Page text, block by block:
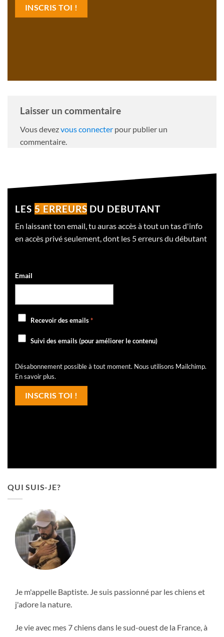
Laisser un commentaire
Vous devezvous connecter pour publier un
commentaire.
LES 5 ERREURS DU DEBUTANT
En laissant ton email, tu auras accès à tout un tas d'info
en accès privé seulement, dont les 5 erreurs du débutant
Email
Recevoir des emails*
Suivi des emails (pour améliorer le contenu)
Désabonnement possible à tout moment. Nous utilisons Mailchimp.
En savoir plus.
QUI SUIS-JE?
Je m'appelle Baptiste. Je suis passionné par les chiens et
j'adore la nature.
Je vie avec mes 7 chiens dans le sud-ouest de la France, à